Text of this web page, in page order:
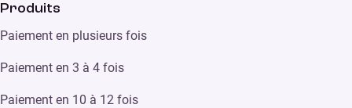
Produits
Paiement en plusieurs fois
Paiement en 3 à 4 fois
Paiement en 10 à 12 fois